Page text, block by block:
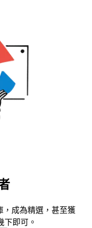
成為精選，甚至獲
下即可。